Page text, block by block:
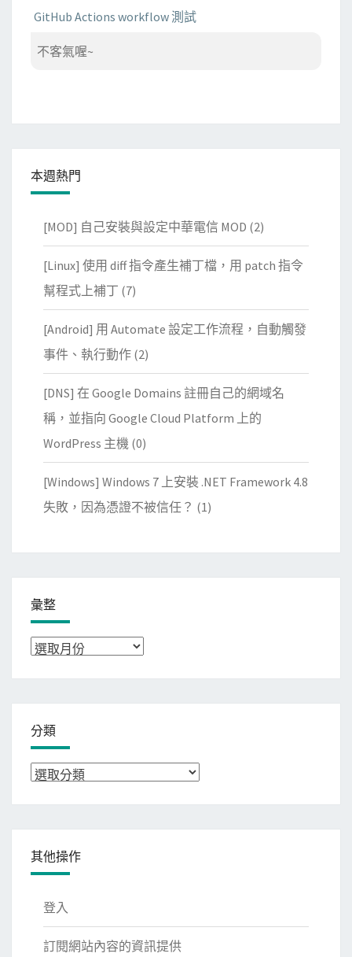
GitHub Actions workflow 測試
不客氣喔~
本週熱門
[MOD] 自己安裝與設定中華電信 MOD (2)
[Linux] 使用 diff 指令產生補丁檔，用 patch 指令
幫程式上補丁 (7)
[Android] 用 Automate 設定工作流程，自動觸發
事件、執行動作 (2)
[DNS] 在 Google Domains 註冊自己的網域名
稱，並指向 Google Cloud Platform 上的
WordPress 主機 (0)
[Windows] Windows 7 上安裝 .NET Framework 4.8
失敗，因為憑證不被信任？ (1)
彙整
彙
分類
分
其他操作
登入
訂閱網站內容的資訊提供